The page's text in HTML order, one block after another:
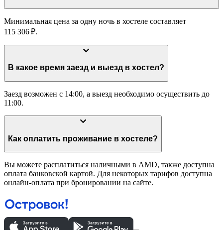
Минимальная цена за одну ночь в хостеле составляет
115 306 ₽.
В какое время заезд и выезд в хостел?
Заезд возможен с 14:00, а выезд необходимо осуществить до
11:00.
Как оплатить проживание в хостеле?
Вы можете расплатиться наличными в AMD, также доступна
оплата банковской картой. Для некоторых тарифов доступна
онлайн-оплата при бронировании на сайте.